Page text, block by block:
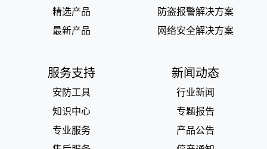
精选产品
最新产品
防盗报警解决方案
网络安全解决方案
服务支持
安防工具
知识中心
专业服务
新闻动态
行业新闻
专题报告
产品公告